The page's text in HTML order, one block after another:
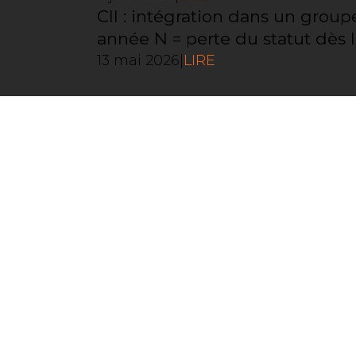
CII : intégration dans un
année N = perte du statut dès
13 mai 2026|LIRE